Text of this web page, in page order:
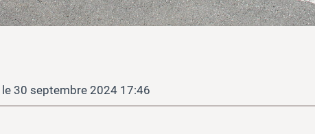
30 septembre 2024 17:46